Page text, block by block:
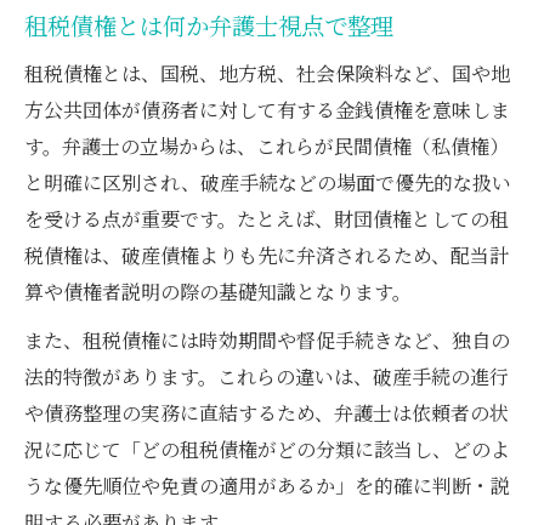
ー
非免責債権の一覧と判断ポイントを解説
弁護士が示す非免責債権の代表的な種類一
覧
非免責債権の判断基準と弁護士実務の留意
点
非免責債権の例外規定を弁護士が丁寧に解
説
実務で役立つ非免責債権の整理方法を紹介
非免責債権に該当する租税債権とその理由
公租公課と私債権の優先関係を実例と共に
弁護士が解説する公租公課と私債権の違い
公租公課と私債権の優先関係を弁護士視点
租税債権とは何か弁護士視点で整理
租税債権とは、国税、地方税、社会保険料など、国や地
方公共団体が債務者に対して有する金銭債権を意味しま
す。弁護士の立場からは、これらが民間債権（私債権）
と明確に区別され、破産手続などの場面で優先的な扱い
を受ける点が重要です。たとえば、財団債権としての租
税債権は、破産債権よりも先に弁済されるため、配当計
算や債権者説明の際の基礎知識となります。
また、租税債権には時効期間や督促手続きなど、独自の
法的特徴があります。これらの違いは、破産手続の進行
や債務整理の実務に直結するため、弁護士は依頼者の状
況に応じて「どの租税債権がどの分類に該当し、どのよ
うな優先順位や免責の適用があるか」を的確に判断・説